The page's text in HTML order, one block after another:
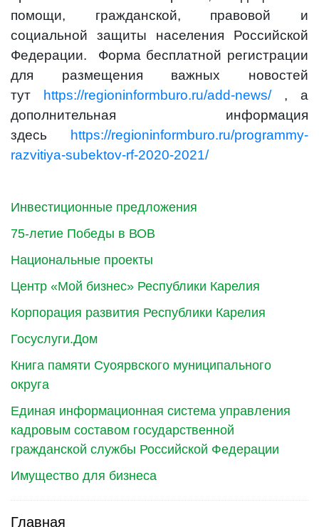
Инвестиционные предложения
75-летие Победы в ВОВ
Национальные проекты
Центр «Мой бизнес» Республики Карелия
Корпорация развития Республики Карелия
Госуслуги.Дом
Книга памяти Суоярвского муниципального
округа
Единая информационная система управления
кадровым составом государственной
гражданской службы Российской Федерации
Имущество для бизнеса
Главная
помощи, гражданской, правовой и
социальной защиты населения Российской
Федерации. Форма бесплатной регистрации
для размещения важных новостей
тут
https://regioninformburo.ru/add-news/, а
дополнительная информация
здесь
https://regioninformburo.ru/programmy-
razvitiya-subektov-rf-2020-2021/